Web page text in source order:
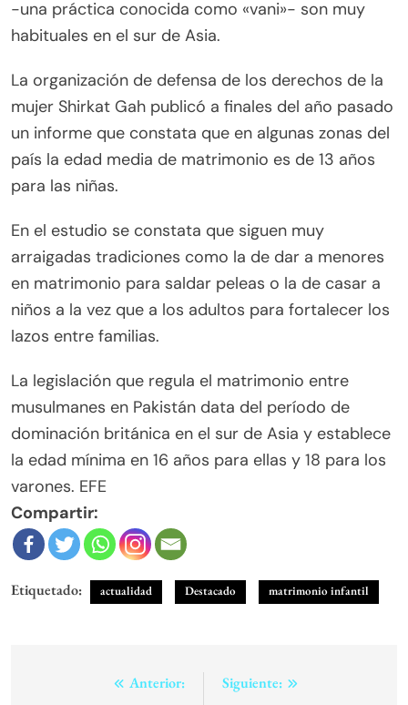
-una práctica conocida como «vani»- son muy
habituales en el sur de Asia.
La organización de defensa de los derechos de la
mujer Shirkat Gah publicó a finales del año pasado
un informe que constata que en algunas zonas del
país la edad media de matrimonio es de 13 años
para las niñas.
En el estudio se constata que siguen muy
arraigadas tradiciones como la de dar a menores
en matrimonio para saldar peleas o la de casar a
niños a la vez que a los adultos para fortalecer los
lazos entre familias.
La legislación que regula el matrimonio entre
musulmanes en Pakistán data del período de
dominación británica en el sur de Asia y establece
la edad mínima en 16 años para ellas y 18 para los
varones. EFE
Compartir:
Etiquetado: actualidad Destacado matrimonio infantil
NavegaciónAnterior:
Siguiente: